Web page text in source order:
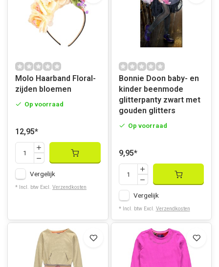
Molo Haarband Floral-
zijden bloemen
Op voorraad
12,95*
Vergelijk
* Incl. btw Excl. Verzendkosten
Bonnie Doon baby- en
kinder beenmode
glitterpanty zwart met
gouden glitters
Op voorraad
9,95*
Vergelijk
* Incl. btw Excl. Verzendkosten